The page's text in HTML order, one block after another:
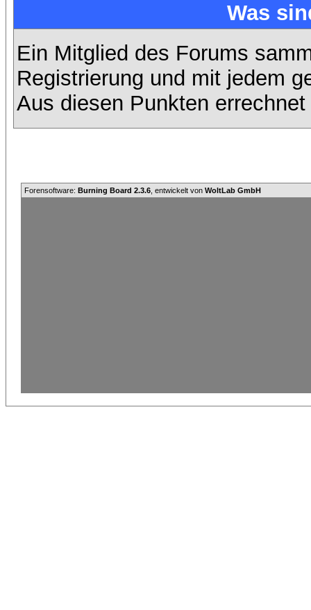
Was
Ein Mitglied des Forums
Registrierung und mit jedem
Aus diesen Punkten
Forensoftware: Burning Board 2.3.6 , entwickelt von WoltLab GmbH